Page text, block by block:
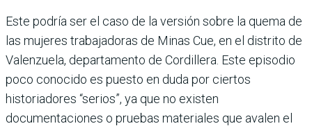
Este podría ser el caso de la versión sobre la quema de
las mujeres trabajadoras de Minas Cue, en el distrito de
Valenzuela, departamento de Cordillera. Este episodio
poco conocido es puesto en duda por ciertos
historiadores “serios”, ya que no existen
documentaciones o pruebas materiales que avalen el